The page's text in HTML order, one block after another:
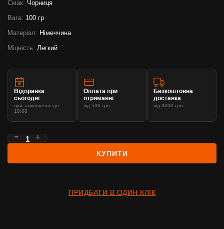
Смак: Чорниця
Вага: 100 гр
Матеріал: Німеччина
Міцність: Легкий
КУПИТИ
ПРИДБАТИ В ОДИН КЛІК
Відправка
сьогодні
при замовленні до
18:00
Оплата при
отриманні
від 500 грн
Безкоштовна
доставка
від 3000 грн